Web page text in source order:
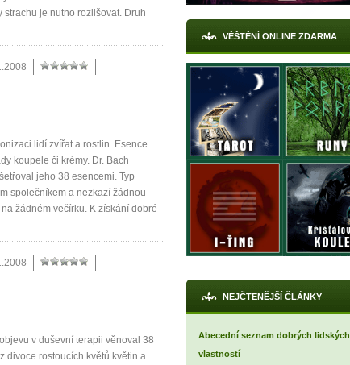
strachu je nutno rozlišovat. Druh
lidí zvířat a rostlin. Esence
koupele či krémy. Dr. Bach
jeho 38 esencemi. Typ
společníkem a nezkazí žádnou
žádném večírku. K získání dobré
v duševní terapii věnoval 38
divoce rostoucích květů květin a
VĚŠTĚNÍ ONLINE ZDARMA
NEJČTENĚJŠÍ ČLÁNKY
Abecední seznam dobrých lidských
vlastností